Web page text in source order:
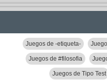
Juegos de -etiqueta-
Juegos de #filosofia
Juegos de Tipo Test